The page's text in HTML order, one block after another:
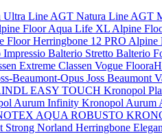
Ultra Line AGT Natura Line AGT
Floor Aqua Life XL Alpine
Floor Herringbone 12 PRO Alpine
Balterio Stretto Balterio
Extreme Classen Vogue
Beaumont-Opus Joss Beaumont
EASY TOUCH Kronopol
Aurum Infinity Kronopol Aurum
AQUA ROBUSTO
Strong Norland Herringbone